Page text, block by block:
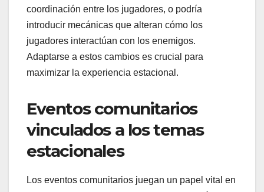
coordinación entre los jugadores, o podría
introducir mecánicas que alteran cómo los
jugadores interactúan con los enemigos.
Adaptarse a estos cambios es crucial para
maximizar la experiencia estacional.
Eventos comunitarios
vinculados a los temas
estacionales
Los eventos comunitarios juegan un papel vital en